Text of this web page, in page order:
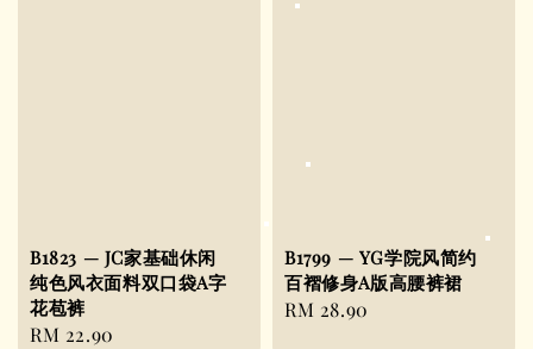
B1823 — JC家基础休闲
纯色风衣面料双口袋A字
花苞裤
Regular
RM 22.90
B1799 — YG学院风简约
百褶修身A版高腰裤裙
Regular
RM 28.90